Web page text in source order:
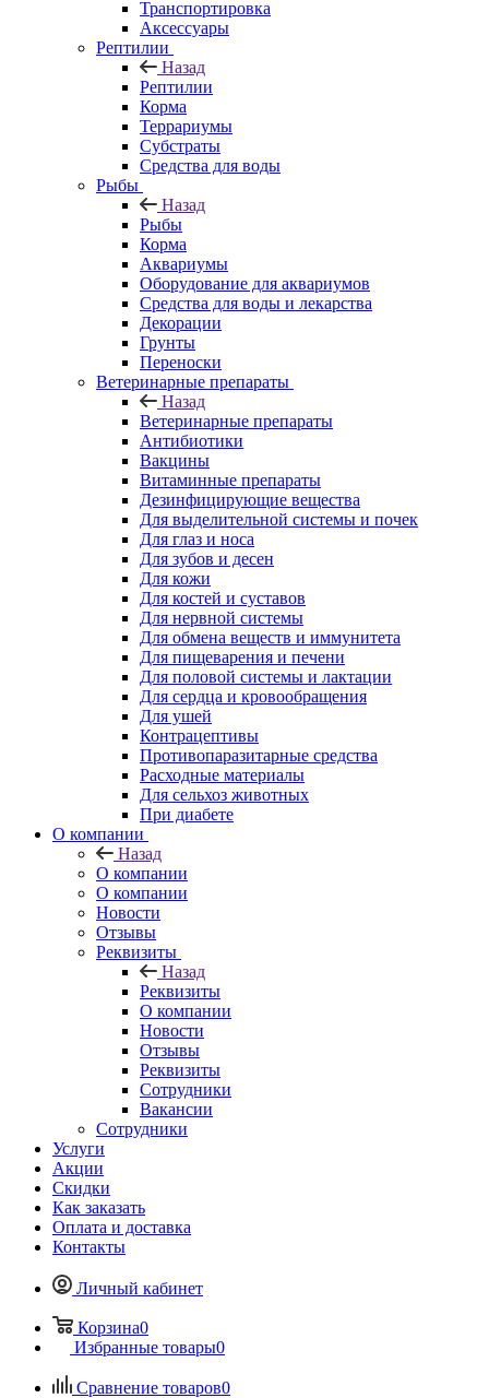
Транспортировка
Аксессуары
Рептилии
Назад
Рептилии
Корма
Террариумы
Субстраты
Средства для воды
Рыбы
Назад
Рыбы
Корма
Аквариумы
Оборудование для аквариумов
Средства для воды и лекарства
Декорации
Грунты
Переноски
Ветеринарные препараты
Назад
Ветеринарные препараты
Антибиотики
Вакцины
Витаминные препараты
Дезинфицирующие вещества
Для выделительной системы и почек
Для глаз и носа
Для зубов и десен
Для кожи
Для костей и суставов
Для нервной системы
Для обмена веществ и иммунитета
Для пищеварения и печени
Для половой системы и лактации
Для сердца и кровообращения
Для ушей
Контрацептивы
Противопаразитарные средства
Расходные материалы
Для сельхоз животных
При диабете
О компании
Назад
О компании
О компании
Новости
Отзывы
Реквизиты
Назад
Реквизиты
О компании
Новости
Отзывы
Реквизиты
Сотрудники
Вакансии
Сотрудники
Услуги
Акции
Скидки
Как заказать
Оплата и доставка
Контакты
Личный кабинет
Корзина0
Избранные товары0
Сравнение товаров0